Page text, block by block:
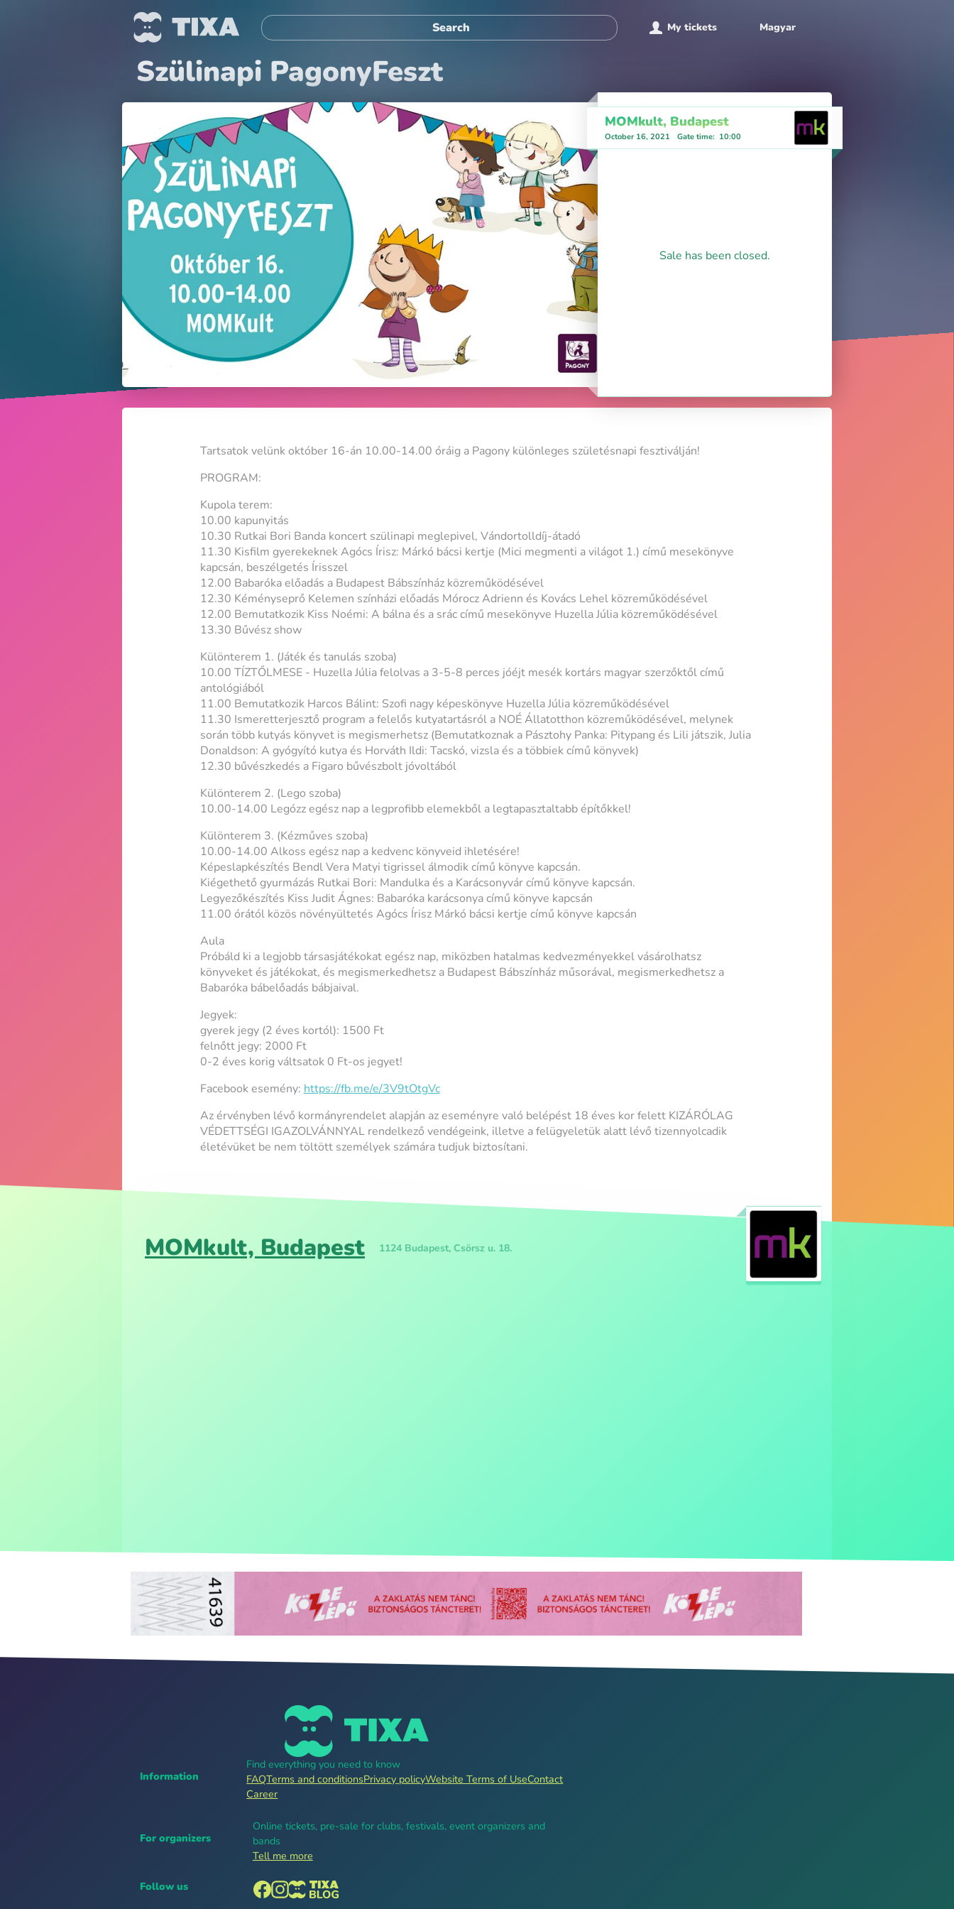
My tickets Magyar
Szülinapi PagonyFeszt
MOMkult, Budapest
October 16, 2021 Gate time: 10:00
Sale has been closed.
Tartsatok velünk október 16-án 10.00-14.00 óráig a Pagony különleges születésnapi fesztiválján!
PROGRAM:
Kupola terem:
10.00 kapunyitás
10.30 Rutkai Bori Banda koncert szülinapi meglepivel, Vándortolldíj-átadó
11.30 Kisfilm gyerekeknek Agócs Írisz: Márkó bácsi kertje (Mici megmenti a világot 1.) című mesekönyve
kapcsán, beszélgetés Írisszel
12.00 Babaróka előadás a Budapest Bábszínház közreműködésével
12.30 Kéményseprő Kelemen színházi előadás Mórocz Adrienn és Kovács Lehel közreműködésével
12.00 Bemutatkozik Kiss Noémi: A bálna és a srác című mesekönyve Huzella Júlia közreműködésével
13.30 Bűvész show
Különterem 1. (Játék és tanulás szoba)
10.00 TÍZTŐLMESE - Huzella Júlia felolvas a 3-5-8 perces jóéjt mesék kortárs magyar szerzőktől című
antológiából
11.00 Bemutatkozik Harcos Bálint: Szofi nagy képeskönyve Huzella Júlia közreműködésével
11.30 Ismeretterjesztő program a felelős kutyatartásról a NOÉ Állatotthon közreműködésével, melynek
során több kutyás könyvet is megismerhetsz (Bemutatkoznak a Pásztohy Panka: Pitypang és Lili játszik, Julia
Donaldson: A gyógyító kutya és Horváth Ildi: Tacskó, vizsla és a többiek című könyvek)
12.30 bűvészkedés a Figaro bűvészbolt jóvoltából
Különterem 2. (Lego szoba)
10.00-14.00 Legózz egész nap a legprofibb elemekből a legtapasztaltabb építőkkel!
Különterem 3. (Kézműves szoba)
10.00-14.00 Alkoss egész nap a kedvenc könyveid ihletésére!
Képeslapkészítés Bendl Vera Matyi tigrissel álmodik című könyve kapcsán.
Kiégethető gyurmázás Rutkai Bori: Mandulka és a Karácsonyvár című könyve kapcsán.
Legyezőkészítés Kiss Judit Ágnes: Babaróka karácsonya című könyve kapcsán
11.00 órától közös növényültetés Agócs Írisz Márkó bácsi kertje című könyve kapcsán
Aula
Próbáld ki a legjobb társasjátékokat egész nap, miközben hatalmas kedvezményekkel vásárolhatsz
könyveket és játékokat, és megismerkedhetsz a Budapest Bábszínház műsorával, megismerkedhetsz a
Babaróka bábelőadás bábjaival.
Jegyek:
gyerek jegy (2 éves kortól): 1500 Ft
felnőtt jegy: 2000 Ft
0-2 éves korig váltsatok 0 Ft-os jegyet!
Facebook esemény: https://fb.me/e/3V9tOtgVc
Az érvényben lévő kormányrendelet alapján az eseményre való belépést 18 éves kor felett KIZÁRÓLAG
VÉDETTSÉGI IGAZOLVÁNNYAL rendelkező vendégeink, illetve a felügyeletük alatt lévő tizennyolcadik
életévüket be nem töltött személyek számára tudjuk biztosítani.
MOMkult, Budapest 1124 Budapest, Csörsz u. 18.
Information
Find everything you need to know
FAQTerms and conditionsPrivacy policyWebsite Terms of UseContact
Career
For organizers
Online tickets, pre-sale for clubs, festivals, event organizers and
bands
Tell me more
Follow us